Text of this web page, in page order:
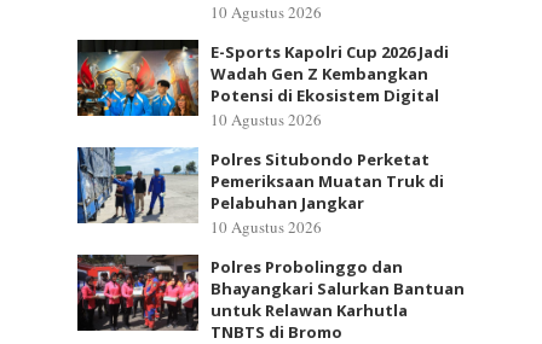
10 Agustus 2026
E-Sports Kapolri Cup 2026 Jadi
Wadah Gen Z Kembangkan
Potensi di Ekosistem Digital
10 Agustus 2026
Polres Situbondo Perketat
Pemeriksaan Muatan Truk di
Pelabuhan Jangkar
10 Agustus 2026
Polres Probolinggo dan
Bhayangkari Salurkan Bantuan
untuk Relawan Karhutla
TNBTS di Bromo